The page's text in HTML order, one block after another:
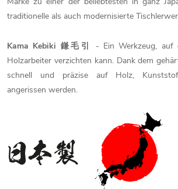
traditionelle als auch modernisierte
Kama Kebiki 鎌毛引
- Ein Werkzeug, auf
Holzarbeiter verzichten kann. Dank dem
schnell und präzise auf Holz,
angerissen werden.